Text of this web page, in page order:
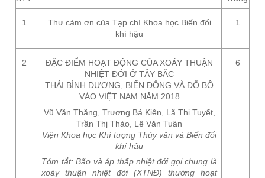
1
Thư cảm ơn của Tạp chí Khoa học Biến đổi
khí hậu
1
2
ĐẶC ĐIỂM HOẠT ĐỘNG CỦA XOÁY THUẬN
NHIỆT ĐỚI Ở TÂY BẮC
THÁI BÌNH DƯƠNG, BIỂN ĐÔNG VÀ ĐỔ BỘ
VÀO VIỆT NAM NĂM 2018
Vũ Văn Thăng, Trương Bá Kiên, Lã Thị Tuyết,
Trần Thị Thảo, Lê Văn Tuân
Viện Khoa học Khí tượng Thủy văn và Biến đổi
khí hậu
Tóm tắt:Bão và áp thấp nhiệt đới gọi chung là
xoáy thuận nhiệt đới (XTNĐ) thường hoạt
6